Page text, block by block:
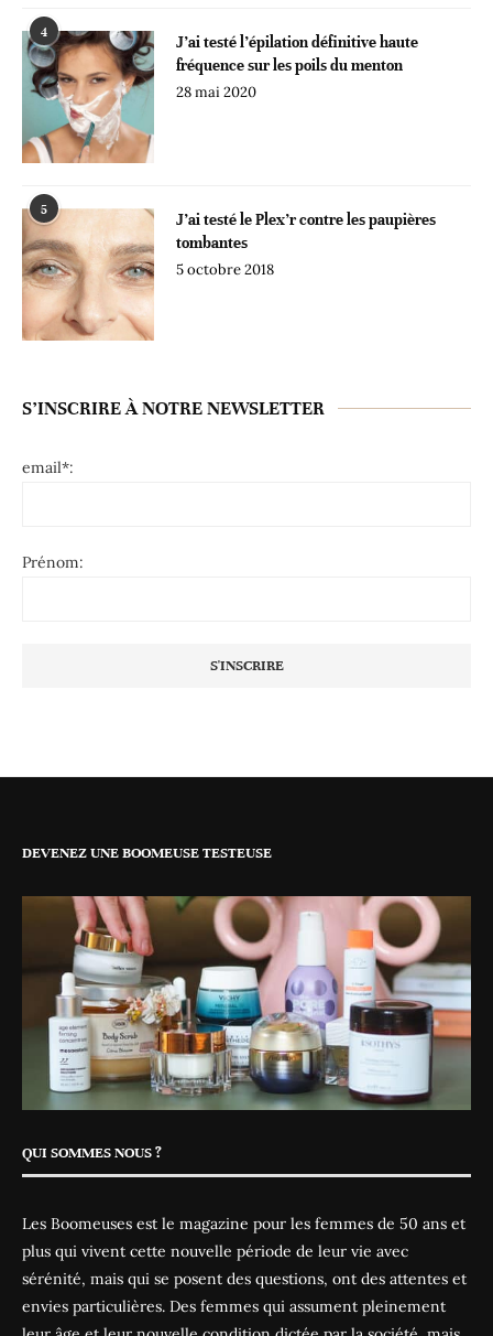
4
J’ai testé l’épilation définitive haute
fréquence sur les poils du menton
28 mai 2020
5
J’ai testé le Plex’r contre les paupières
tombantes
5 octobre 2018
S’INSCRIRE À NOTRE NEWSLETTER
email*:
Prénom:
DEVENEZ UNE BOOMEUSE TESTEUSE
QUI SOMMES NOUS ?
Les Boomeuses est le magazine pour les femmes de 50 ans et
plus qui vivent cette nouvelle période de leur vie avec
sérénité, mais qui se posent des questions, ont des attentes et
envies particulières. Des femmes qui assument pleinement